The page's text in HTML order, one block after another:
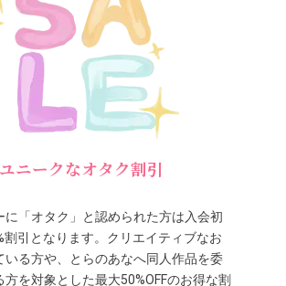
ユニークなオタク割引
に「オタク」と認められた方は入会初
割引となります。クリエイティブなお
いる方や、とらのあなへ同人作品を委
を対象とした最大50%OFFのお得な割